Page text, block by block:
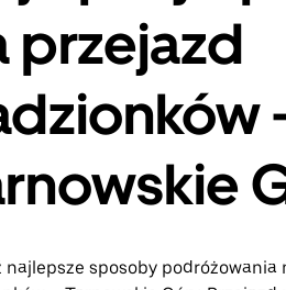
przejazd
najlepsze sposoby podróżowania